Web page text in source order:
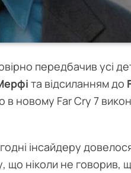
передбачив усі
та відсиланням до
новому Far Cry 7
інсайдеру
ніколи не говорив,